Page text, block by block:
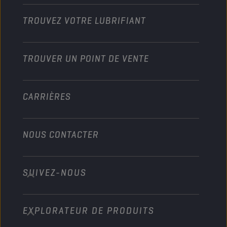
Moto et Véhicules tout-terrain
Industrie
Marine
Motos
Poids lourds
TROUVEZ VOTRE LUBRIFIANT
TROUVER UN POINT DE VENTE
CARRIÈRES
NOUS CONTACTER
info@championlubes.com
+32 3 870 00 20
Georges Gilliotstraat, 52 2620 Hemiksem
SUIVEZ-NOUS
EXPLORATEUR DE PRODUITS